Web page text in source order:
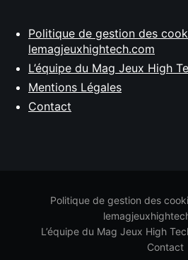
Politique de gestion des
lemagjeuxhightech.com
L’équipe du Mag Jeux High
Mentions Légales
Contact
Politique de gestion des
L’équipe du Mag Jeux High
Contact